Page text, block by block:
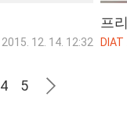
2015. 12. 14. 12:32
프
4 5